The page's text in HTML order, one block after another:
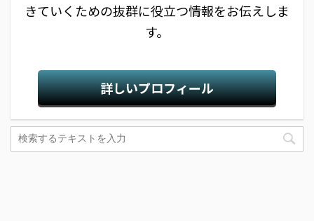
きていくための抜群に役立つ情報をお伝えしま
す。
詳しいプロフィール